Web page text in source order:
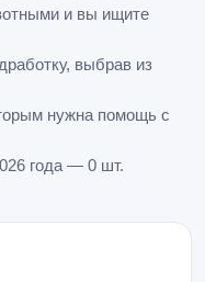
и вы ищите
выбрав из
нужна помощь с
года — 0 шт.